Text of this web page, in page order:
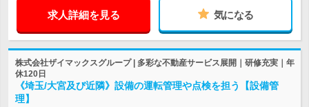
求人詳細を見る 気になる
株式会社ザイマックスグループ | 多彩な不動産サービス展開｜研修充実｜年
休120日
《埼玉/大宮及び近隣》設備の運転管理や点検を担う【設備管
理】